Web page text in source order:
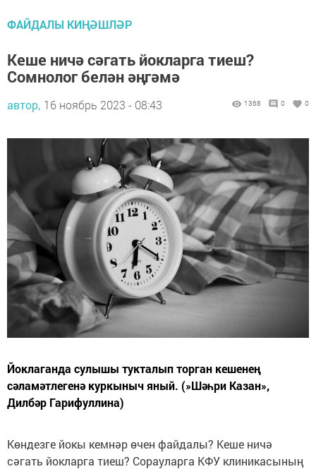
ФАЙДАЛЫ КИҢӘШЛӘР
Кеше ничә сәгать йокларга тиеш?
Сомнолог белән әңгәмә
автор, 16 ноябрь 2023 - 08:43 1368 0 0
Йоклаганда сулышы тукталып торган кешенең
сәламәтлегенә куркыныч яный. (»Шәһри Казан»,
Дилбәр Гарифуллина)
Көндезге йокы кемнәр өчен файдалы? Кеше ничә
сәгать йокларга тиеш? Сорауларга КФУ клиникасының